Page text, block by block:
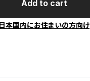
Add to cart
日本国内にお住まいの方向け